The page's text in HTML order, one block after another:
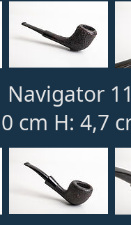
Navigator
cm H: 4,7